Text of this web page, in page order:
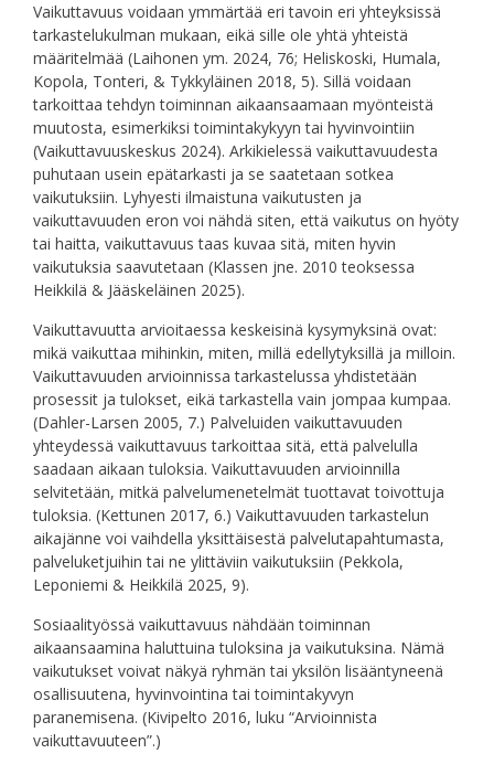
Vaikuttavuus voidaan ymmärtää eri tavoin eri yhteyksissä
tarkastelukulman mukaan, eikä sille ole yhtä yhteistä
määritelmää (Laihonen ym. 2024, 76; Heliskoski, Humala,
Kopola, Tonteri, & Tykkyläinen 2018, 5). Sillä voidaan
tarkoittaa tehdyn toiminnan aikaansaamaan myönteistä
muutosta, esimerkiksi toimintakykyyn tai hyvinvointiin
(Vaikuttavuuskeskus 2024). Arkikielessä vaikuttavuudesta
puhutaan usein epätarkasti ja se saatetaan sotkea
vaikutuksiin. Lyhyesti ilmaistuna vaikutusten ja
vaikuttavuuden eron voi nähdä siten, että vaikutus on hyöty
tai haitta, vaikuttavuus taas kuvaa sitä, miten hyvin
vaikutuksia saavutetaan (Klassen jne. 2010 teoksessa
Heikkilä & Jääskeläinen 2025).
Vaikuttavuutta arvioitaessa keskeisinä kysymyksinä ovat:
mikä vaikuttaa mihinkin, miten, millä edellytyksillä ja milloin.
Vaikuttavuuden arvioinnissa tarkastelussa yhdistetään
prosessit ja tulokset, eikä tarkastella vain jompaa kumpaa.
(Dahler-Larsen 2005, 7.) Palveluiden vaikuttavuuden
yhteydessä vaikuttavuus tarkoittaa sitä, että palvelulla
saadaan aikaan tuloksia. Vaikuttavuuden arvioinnilla
selvitetään, mitkä palvelumenetelmät tuottavat toivottuja
tuloksia. (Kettunen 2017, 6.) Vaikuttavuuden tarkastelun
aikajänne voi vaihdella yksittäisestä palvelutapahtumasta,
palveluketjuihin tai ne ylittäviin vaikutuksiin (Pekkola,
Leponiemi & Heikkilä 2025, 9).
Sosiaalityössä vaikuttavuus nähdään toiminnan
aikaansaamina haluttuina tuloksina ja vaikutuksina. Nämä
vaikutukset voivat näkyä ryhmän tai yksilön lisääntyneenä
osallisuutena, hyvinvointina tai toimintakyvyn
paranemisena. (Kivipelto 2016, luku “Arvioinnista
vaikuttavuuteen”.)